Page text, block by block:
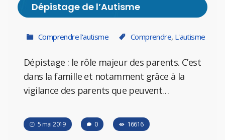
Dépistage de l’Autisme
Comprendre l'autisme Comprendre, L'autisme
Dépistage : le rôle majeur des parents. C’est
dans la famille et notamment grâce à la
vigilance des parents que peuvent…
5 mai 2019 0 16616